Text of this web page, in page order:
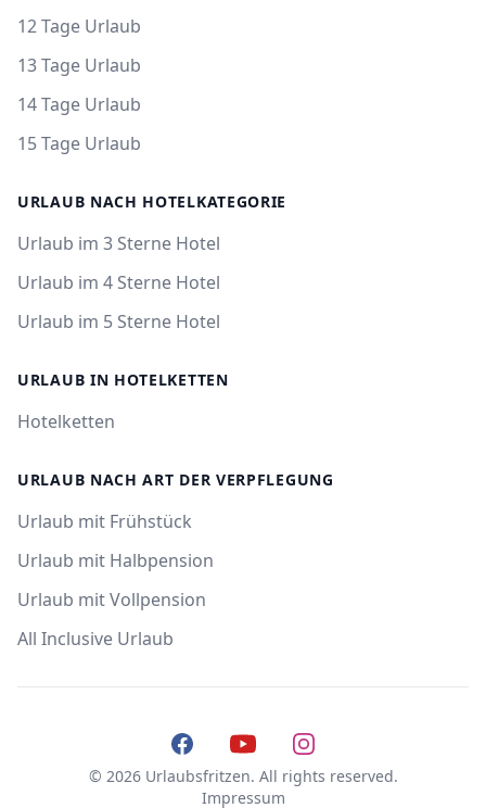
12 Tage Urlaub
13 Tage Urlaub
14 Tage Urlaub
15 Tage Urlaub
URLAUB NACH HOTELKATEGORIE
Urlaub im 3 Sterne Hotel
Urlaub im 4 Sterne Hotel
Urlaub im 5 Sterne Hotel
URLAUB IN HOTELKETTEN
Hotelketten
URLAUB NACH ART DER VERPFLEGUNG
Urlaub mit Frühstück
Urlaub mit Halbpension
Urlaub mit Vollpension
All Inclusive Urlaub
FacebookYouTubeInstagram
© 2026 Urlaubsfritzen. All rights reserved.
Impressum